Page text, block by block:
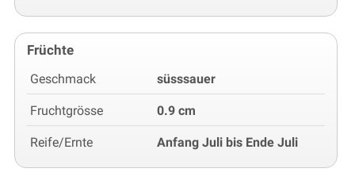
Früchte
Geschmack süsssauer
Fruchtgrösse 0.9 cm
Reife/Ernte Anfang Juli bis Ende Juli